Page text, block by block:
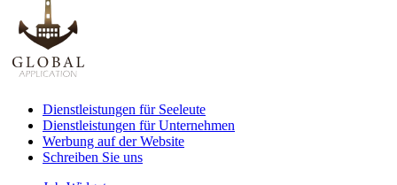
Dienstleistungen für Seeleute
Dienstleistungen für Unternehmen
Werbung auf der Website
Schreiben Sie uns